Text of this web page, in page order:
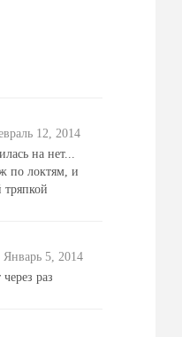
12, 2014
на нет...
по локтям, и
тряпкой
Январь 5, 2014
раз